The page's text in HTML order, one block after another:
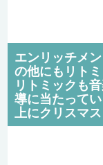
エンリッチメ
の他にもリト
リトミックも
導に当たって
上にクリスマ